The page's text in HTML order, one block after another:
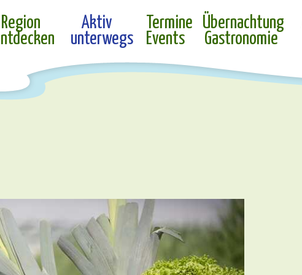
Region
Aktiv
unterwegs
Termine
Events
Übernachtung
Gastronomie